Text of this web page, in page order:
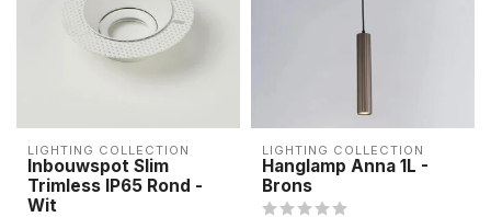
LIGHTING COLLECTION
Inbouwspot Slim
Trimless IP65 Rond -
Wit
LIGHTING COLLECTION
Hanglamp Anna 1L -
Brons